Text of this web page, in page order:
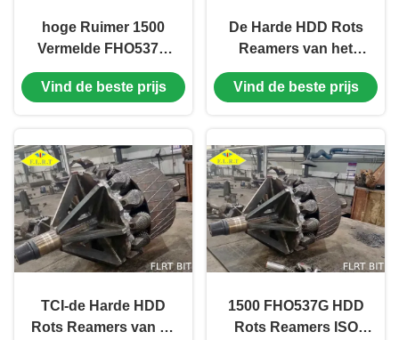
hoge Ruimer 1500
Vermelde FHO537G
api-7-1 van de
nauwkeurigheidshdd
Vind de beste prijs
De Harde HDD Rots
Reamers van het
wolframcarbide FHO
voor grote grootte
Vind de beste prijs
TCI-de Harde HDD
Rots Reamers van de
1500 FHO537G HDD
Rots Reamers ISO